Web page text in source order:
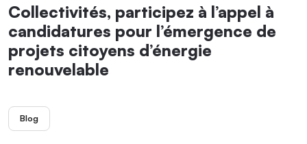
Collectivités, participez à l’appel à
candidatures pour l’émergence de
projets citoyens d’énergie
renouvelable
Blog